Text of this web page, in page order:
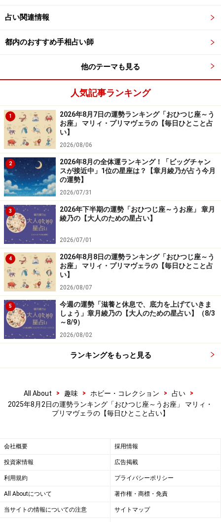
8位：おひつじ座／牡羊座（3月21日～4月
「おひつじ座」の今日の運勢
無愛想な態度に注意。人と接するときは笑顔を忘れず
に！
＞【12星座別】夏を乗り切るあなたの「スタミナアップ
法」！
7位：おうし座／牡牛座（4月20日～5月20
日生まれ）
「おうし座」の今日の運勢
計画立案のチャンス日。数カ月先を視野に入れた計画
を。
＞【12星座別】夏を乗り切るあなたの「スタミナアップ
法」！
6位：おとめ座／乙女座（8月23日～9月22
日生まれ）
占い関連情報
都内のおすすめ手相占い師
他のテーマも見る
人気記事ランキング
1
2026年8月7日の運勢ランキング「おひつじ座～う
お座」 マリィ・プリマヴェラの【毎日ひとこと占
い】
2026/08/06
2
2026年8月の全体運ランキング！「ビッグチャン
スが接近中」1位の星座は？【章月綾乃が占う今月
の運勢】
2026/07/31
3
2026年下半期の運勢「おひつじ座～うお座」 章月
綾乃の【大人のための星占い】
2026/07/01
4
2026年8月8日の運勢ランキング「おひつじ座～う
お座」 マリィ・プリマヴェラの【毎日ひとこと占
い】
2026/08/07
5
今週の運勢「滋養と休息で、底力を上げていきま
しょう」章月綾乃の【大人のための星占い】（8/3
～8/9）
2026/08/02
ランキングをもっと見る
All About > 趣味 > ホビー・コレクション > 占い
>
2025年8月2日の運勢ランキング「おひつじ座～うお座」 マリィ・
プリマヴェラの【毎日ひとこと占い】
会社概要 採用情報
投資家情報 広告掲載
利用規約 プライバシーポリシー
All Aboutについて 著作権・商標・免責
当サイトの情報についての注意 サイトマップ